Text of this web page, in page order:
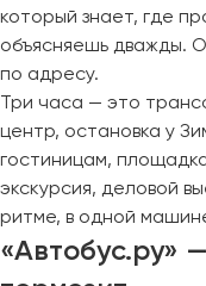
который знает, где
объясняешь дважды.
по адресу.
Три часа — это
центр, остановка у
гостиницам,
экскурсия, деловой
ритме, в одной
«Автобус.ру»